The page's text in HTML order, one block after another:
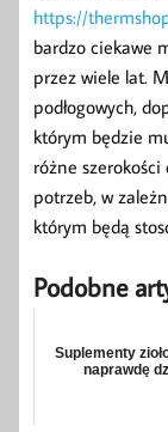
https://
bardzo ciekawe
przez wiele lat.
podłogowych,
którym będzie
różne szerokości
potrzeb, w
którym będą
Podobne
Suplementy
naprawdę